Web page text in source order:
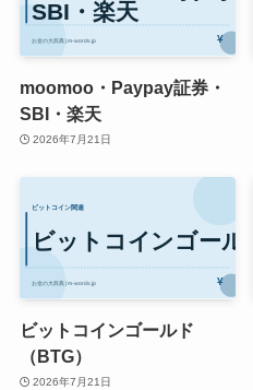
moomoo・Paypay証券・
SBI・楽天
2026年7月21日
ビットコインゴールド
（BTG）
2026年7月21日